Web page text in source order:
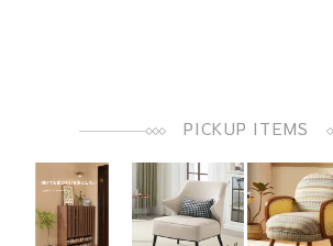
PICKUP ITEMS